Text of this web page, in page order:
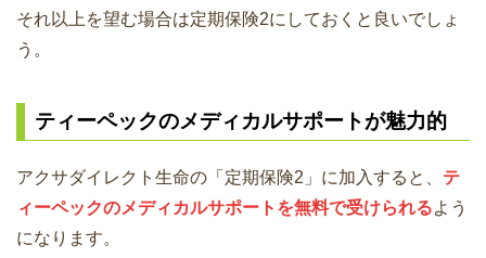
それ以上を望む場合は定期保険2にしておくと良いでしょ
う。
ティーペックのメディカルサポートが魅力的
アクサダイレクト生命の「定期保険2」に加入すると、 テ
ィーペックのメディカルサポートを無料で受けられるよう
になります。